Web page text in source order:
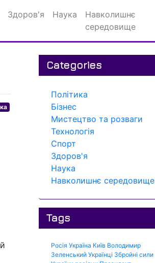
Здоров'я Наука
Навколишнє
середовище
Categories
Політика
Бізнес
Мистецтво та розваги
Технологія
Спорт
Здоров'я
Наука
Навколишнє середовище
Tags
Росія Україна Київ Володимир
Зеленський Українці Збройні сили